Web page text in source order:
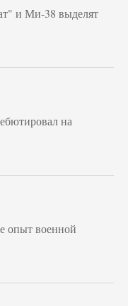
и Ми-38 выделят
на
опыт военной